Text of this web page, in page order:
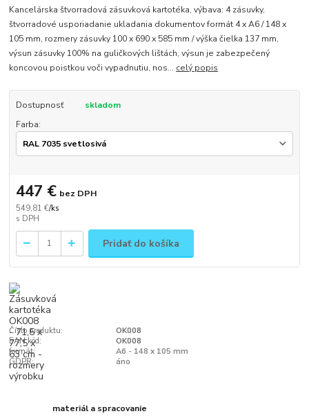
Kancelárska štvorradová zásuvková kartotéka, výbava: 4 zásuvky,
štvorradové usporiadanie ukladania dokumentov formát 4 x A6 / 148 x
105 mm, rozmery zásuvky 100 x 690 x 585 mm / výška čielka 137 mm,
výsun zásuvky 100% na guličkových lištách, výsun je zabezpečený
koncovou poistkou voči vypadnutiu, nos... celý popis
Dostupnosť
skladom
Farba:
549,81 €/ks
447 € bez DPH
Pridať do košíka
Číslo produktu:
OK008
EAN kód:
OK008
formát:
A6 - 148 x 105 mm
GDPR:
áno
materiál a spracovanie